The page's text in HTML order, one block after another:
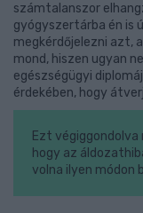
számtalanszor
gyógyszertárba én is
megkérdőjelezni azt,
mond, hiszen ugyan
egészségügyi
érdekében, hogy
Ezt végiggondolva
hogy az
volna ilyen módon